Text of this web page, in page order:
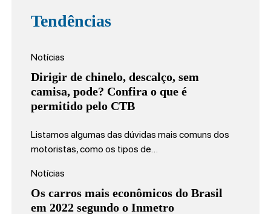
Tendências
Notícias
Dirigir de chinelo, descalço, sem
camisa, pode? Confira o que é
permitido pelo CTB
Listamos algumas das dúvidas mais comuns dos
motoristas, como os tipos de…
Notícias
Os carros mais econômicos do Brasil
em 2022 segundo o Inmetro